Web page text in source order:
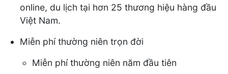
online, du lịch tại hơn 25 thương hiệu hàng đầu
Việt Nam.
Miễn phí thường niên trọn đời
Miễn phí thường niên năm đầu tiên